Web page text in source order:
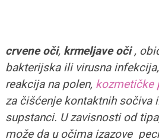
crvene oči, krmeljave oči,
bakterijska ili virusna
reakcija na polen, kozmetičke
za čišćenje kontaktnih sočiva
supstanci. U zavisnosti od
može da u očima izazove